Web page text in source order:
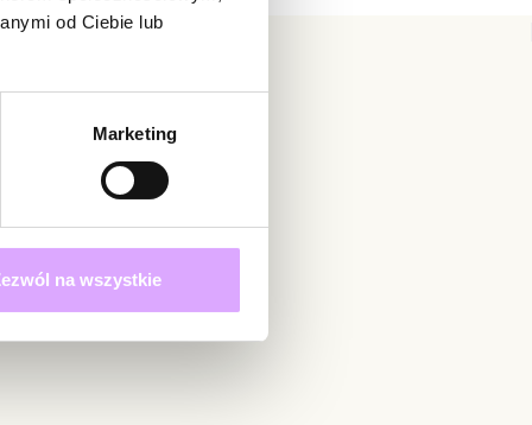
od Ciebie lub
Marketing
na wszystkie
z kolekcji Steel and Shine
nie ocenił tego produktu.
witrynie opinie mogą dodawać tylko osoby, które
Dodaj opinię
Zapisz się